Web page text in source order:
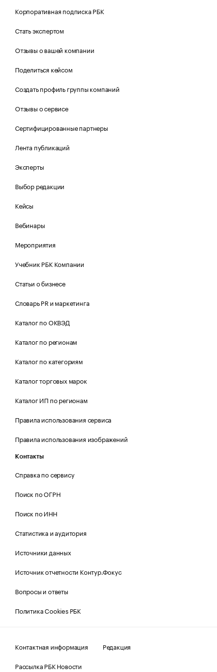
Корпоративная подписка РБК
Стать экспертом
Отзывы о вашей компании
Поделиться кейсом
Создать профиль группы компаний
Отзывы о сервисе
Сертифицированные партнеры
Лента публикаций
Эксперты
Выбор редакции
Кейсы
Вебинары
Мероприятия
Учебник РБК Компании
Статьи о бизнесе
Словарь PR и маркетинга
Каталог по ОКВЭД
Каталог по регионам
Каталог по категориям
Каталог торговых марок
Каталог ИП по регионам
Правила использования сервиса
Правила использования изображений
Контакты
Справка по сервису
Поиск по ОГРН
Поиск по ИНН
Статистика и аудитория
Источники данных
Источник отчетности Контур.Фокус
Вопросы и ответы
Политика Cookies РБК
Контактная информация
Редакция
Рассылка РБК Новости